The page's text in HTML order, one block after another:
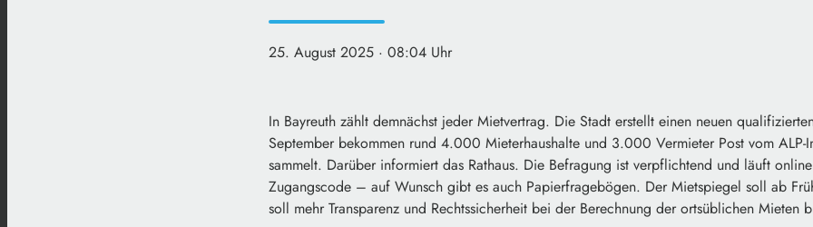
25. August 2025 · 08:04 Uhr
In Bayreuth zählt demnächst jeder Mietvertrag. Die Stadt erstellt einen neuen
September bekommen rund 4.000 Mieterhaushalte und 3.000 Vermieter Post vom ALP-
sammelt. Darüber informiert das Rathaus. Die Befragung ist verpflichtend und läuft
Zugangscode – auf Wunsch gibt es auch Papierfragebögen. Der Mietspiegel soll ab
soll mehr Transparenz und Rechtssicherheit bei der Berechnung der ortsüblichen Mieten